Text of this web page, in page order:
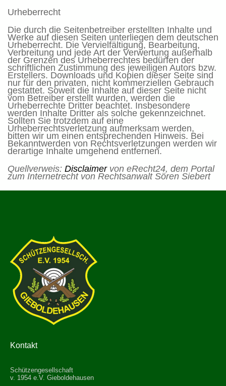
Urheberrecht
Die durch die Seitenbetreiber erstellten Inhalte und
Werke auf diesen Seiten unterliegen dem deutschen
Urheberrecht. Die Vervielfältigung, Bearbeitung,
Verbreitung und jede Art der Verwertung außerhalb
der Grenzen des Urheberrechtes bedürfen der
schriftlichen Zustimmung des jeweiligen Autors bzw.
Erstellers. Downloads und Kopien dieser Seite sind
nur für den privaten, nicht kommerziellen Gebrauch
gestattet. Soweit die Inhalte auf dieser Seite nicht
vom Betreiber erstellt wurden, werden die
Urheberrechte Dritter beachtet. Insbesondere
werden Inhalte Dritter als solche gekennzeichnet.
Sollten Sie trotzdem auf eine
Urheberrechtsverletzung aufmerksam werden,
bitten wir um einen entsprechenden Hinweis. Bei
Bekanntwerden von Rechtsverletzungen werden wir
derartige Inhalte umgehend entfernen.
Quellverweis: Disclaimervon eRecht24, dem Portal
zum Internetrecht von Rechtsanwalt Sören Siebert
Kontakt
Schützengesellschaft
v. 1954 e.V. Gieboldehausen